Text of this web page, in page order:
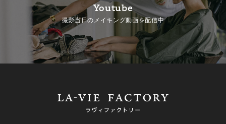
Youtube
撮影当日のメイキング動画を配信中